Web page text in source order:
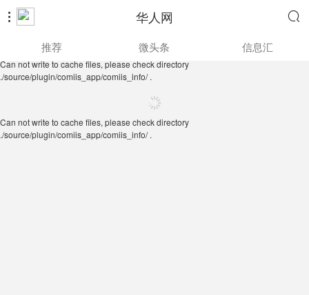
 华人网 
./source/plugin/comiis_app/comiis_info/ .
推荐 微头条 信息汇
Can not write to cache files, please check directory
./source/plugin/comiis_app/comiis_info/ .
Can not write to cache files, please check directory
./source/plugin/comiis_app/comiis_info/ .